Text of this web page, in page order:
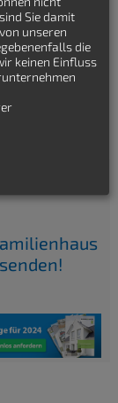
Sie damit
unseren
die
keinen Einfluss